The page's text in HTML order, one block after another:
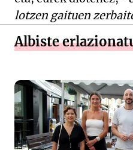
lotzen gaituen
Albiste